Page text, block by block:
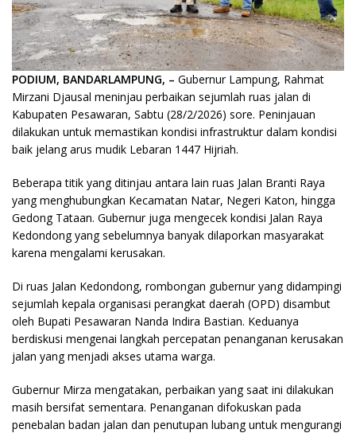
PODIUM, BANDARLAMPUNG, – Gubernur Lampung, Rahmat
Mirzani Djausal meninjau perbaikan sejumlah ruas jalan di
Kabupaten Pesawaran, Sabtu (28/2/2026) sore. Peninjauan
dilakukan untuk memastikan kondisi infrastruktur dalam kondisi
baik jelang arus mudik Lebaran 1447 Hijriah.
Beberapa titik yang ditinjau antara lain ruas Jalan Branti Raya
yang menghubungkan Kecamatan Natar, Negeri Katon, hingga
Gedong Tataan. Gubernur juga mengecek kondisi Jalan Raya
Kedondong yang sebelumnya banyak dilaporkan masyarakat
karena mengalami kerusakan.
Di ruas Jalan Kedondong, rombongan gubernur yang didampingi
sejumlah kepala organisasi perangkat daerah (OPD) disambut
oleh Bupati Pesawaran Nanda Indira Bastian. Keduanya
berdiskusi mengenai langkah percepatan penanganan kerusakan
jalan yang menjadi akses utama warga.
Gubernur Mirza mengatakan, perbaikan yang saat ini dilakukan
masih bersifat sementara. Penanganan difokuskan pada
penebalan badan jalan dan penutupan lubang untuk mengurangi